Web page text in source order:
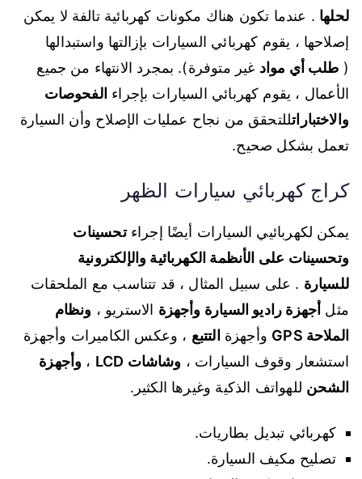
لحلها . عندما تكون هناك مكونات كهربائية تالفة لا يمكن
إصلاحها ، يقوم كهربائي السيارات بإزالتها واستبدالها
( طلب أي مواد غير متوفرة). بمجرد الانتهاء من جميع
الأعمال ، يقوم كهربائي السيارات بإجراء الفحوصات
والاختباراتللتحقق من نجاح عمليات الإصلاح وأن السيارة
تعمل بشكل صحيح.
كراج كهربائي سيارات الظهر
يمكن لكهربائيي السيارات أيضًا إجراءتحسينات
وتحسينات على الأنظمة الكهربائية والإلكترونية
للسيارة . على سبيل المثال ، قد تتناسب مع الملحقات
مثل أجهزة راديو السيارة وأجهزة الاستريو ، ونظام
الملاحة GPS
وأجهزة التتبع ، وعكس الكاميرات وأجهزة
استشعار وقوف السيارات ، وشاشات LCD ، وأجهزة
الشحن للهواتف الذكية وغيرها الكثير.
كهربائي تبديل بطاريات.
تصليح مكيف السيارة.